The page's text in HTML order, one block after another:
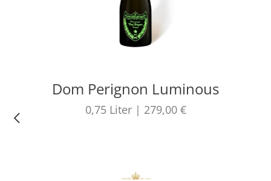
Dom Perignon Luminous
0,75 Liter | 279,00 €